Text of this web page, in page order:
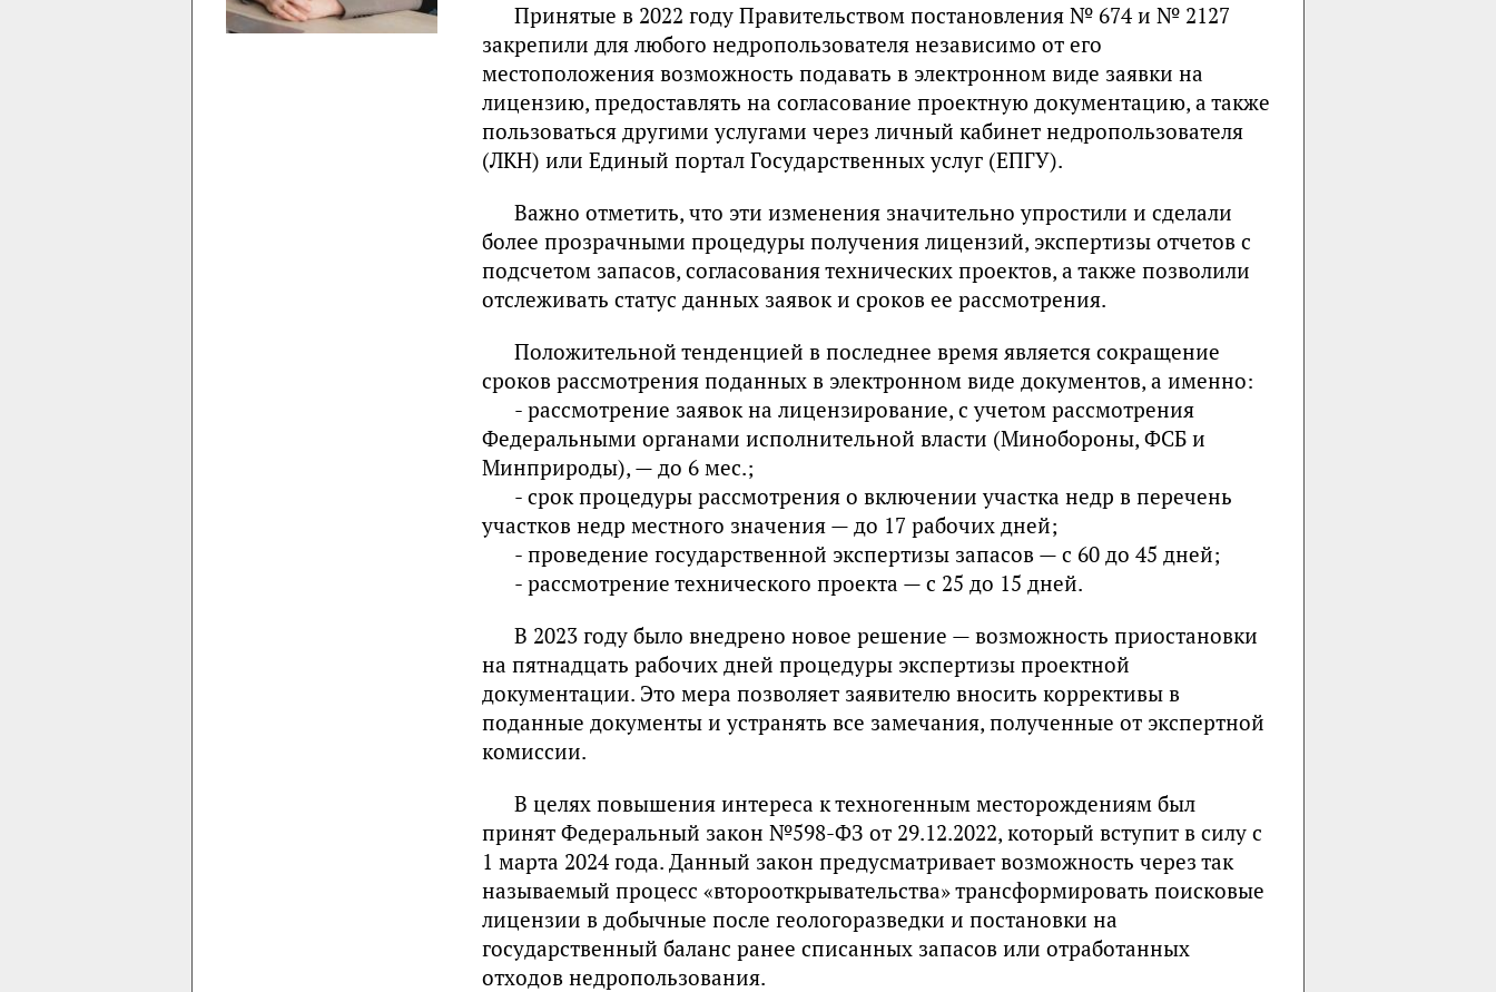
Принятые в 2022 году Правительством постановления № 674 и № 2127
закрепили для любого недропользователя независимо от его
местоположения возможность подавать в электронном виде заявки на
лицензию, предоставлять на согласование проектную документацию, а также
пользоваться другими услугами через личный кабинет недропользователя
(ЛКН) или Единый портал Государственных услуг (ЕПГУ).
Важно отметить, что эти изменения значительно упростили и сделали
более прозрачными процедуры получения лицензий, экспертизы отчетов с
подсчетом запасов, согласования технических проектов, а также позволили
отслеживать статус данных заявок и сроков ее рассмотрения.
Положительной тенденцией в последнее время является сокращение
сроков рассмотрения поданных в электронном виде документов, а именно:
- рассмотрение заявок на лицензирование, с учетом рассмотрения
Федеральными органами исполнительной власти (Минобороны, ФСБ и
Минприроды), — до 6 мес.;
- срок процедуры рассмотрения о включении участка недр в перечень
участков недр местного значения — до 17 рабочих дней;
- проведение государственной экспертизы запасов — с 60 до 45 дней;
- рассмотрение технического проекта — с 25 до 15 дней.
В 2023 году было внедрено новое решение — возможность приостановки
на пятнадцать рабочих дней процедуры экспертизы проектной
документации. Это мера позволяет заявителю вносить коррективы в
поданные документы и устранять все замечания, полученные от экспертной
комиссии.
В целях повышения интереса к техногенным месторождениям был
принят Федеральный закон №598-ФЗ от 29.12.2022, который вступит в силу с
1 марта 2024 года. Данный закон предусматривает возможность через так
называемый процесс «второоткрывательства» трансформировать поисковые
лицензии в добычные после геологоразведки и постановки на
государственный баланс ранее списанных запасов или отработанных
отходов недропользования.